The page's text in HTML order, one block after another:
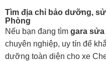
Tìm địa chỉ bảo dưỡng,
Phòng
Nếu bạn đang tìm gara sửa
chuyên nghiệp, uy tín để
dưỡng toàn diện cho xe